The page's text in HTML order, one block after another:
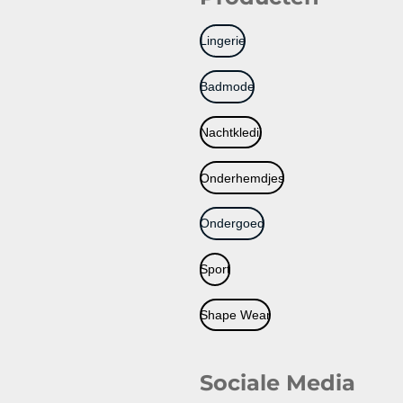
Lingerie
Badmode
Nachtkledij
Onderhemdjes
Ondergoed
Sport
Shape Wear
Sociale Media